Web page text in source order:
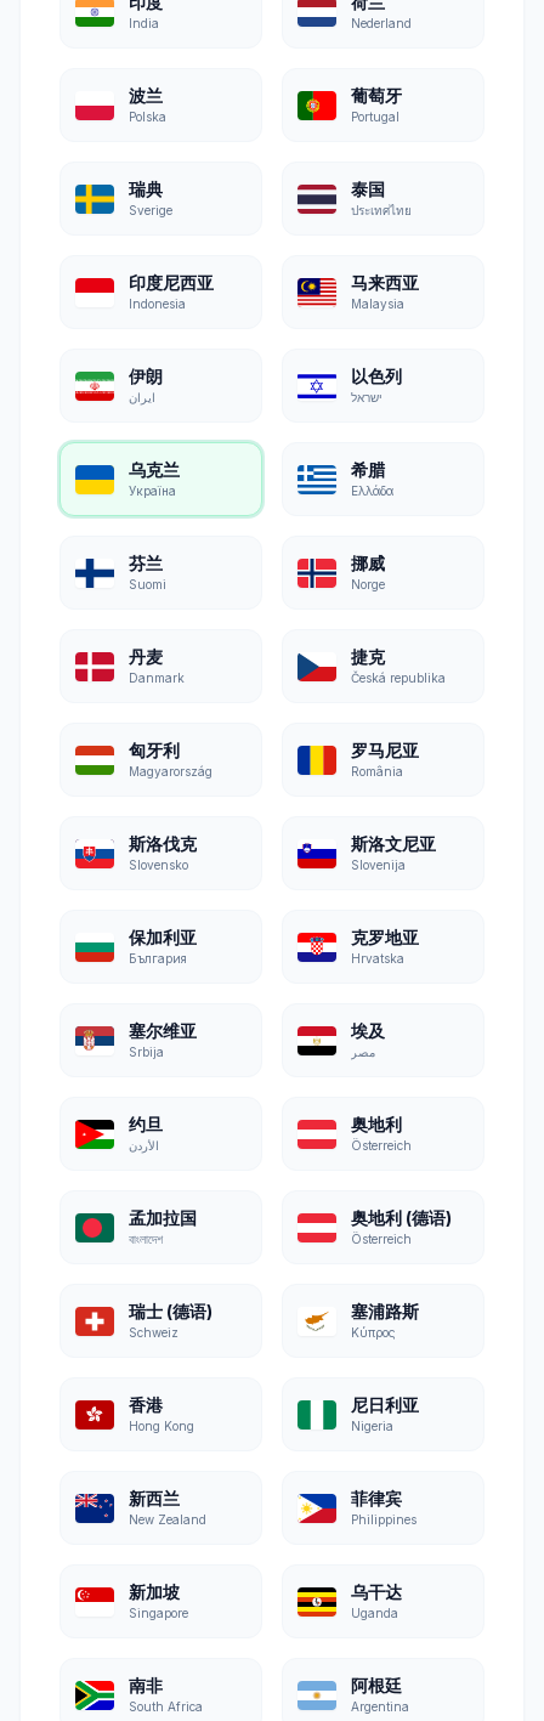
India Nederland
波兰
Polska
葡萄牙
Portugal
瑞典
Sverige
泰国
ประเทศไทย
印度尼西亚
Indonesia
马来西亚
Malaysia
伊朗
ایران
以色列
ישראל
乌克兰
Україна
希腊
Ελλάδα
芬兰
Suomi
挪威
Norge
丹麦
Danmark
捷克
Česká republika
匈牙利
Magyarország
罗马尼亚
România
斯洛伐克
Slovensko
斯洛文尼亚
Slovenija
保加利亚
България
克罗地亚
Hrvatska
塞尔维亚
Srbija
埃及
مصر
约旦
الأردن
奥地利
Österreich
孟加拉国
বাংলাদেশ
奥地利 (德语)
Österreich
瑞士 (德语)
Schweiz
塞浦路斯
Κύπρος
香港
Hong Kong
尼日利亚
Nigeria
新西兰
New Zealand
菲律宾
Philippines
新加坡
Singapore
乌干达
Uganda
南非
South Africa
阿根廷
Argentina